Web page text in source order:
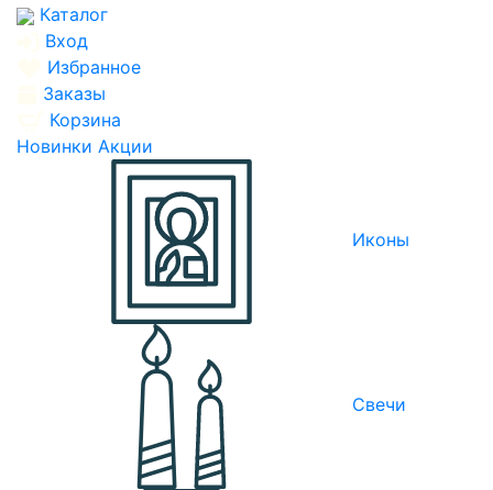
Каталог
Вход
Избранное
Заказы
Корзина
Новинки Акции
Иконы
Свечи